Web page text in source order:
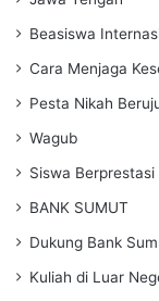
Beasiswa
Cara Menjaga
Pesta Nikah
Wagub
Siswa Berprestasi
BANK SUMUT
Dukung Bank
Kuliah di Luar